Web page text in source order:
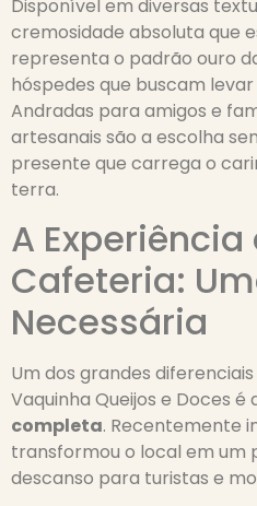
Disponível em diversas
cremosidade absoluta que
representa o padrão ouro
hóspedes que buscam
Andradas para amigos e
artesanais são a escolha
presente que carrega o
terra.
A Experiência
Cafeteria:
Necessária
Um dos grandes
Vaquinha Queijos e Doces é
completa. Recentemente
transformou o local em um
descanso para turistas e